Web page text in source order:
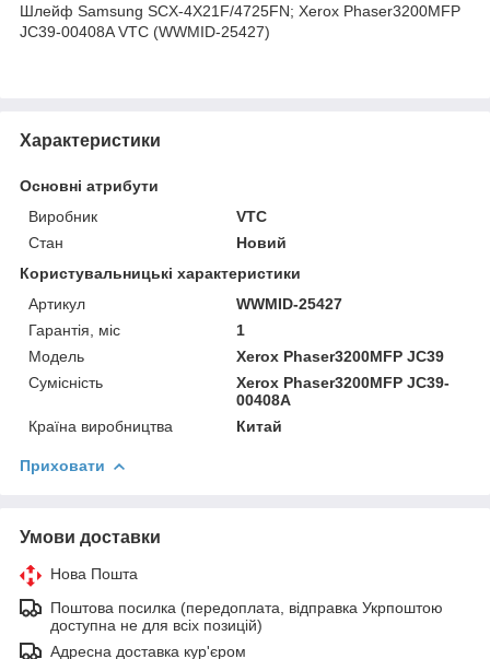
Шлейф Samsung SCX-4X21F/4725FN; Xerox Phaser3200MFP
JC39-00408A VTC (WWMID-25427)
Характеристики
Основні атрибути
Виробник
VTC
Стан
Новий
Користувальницькі характеристики
Артикул
WWMID-25427
Гарантія, міс
1
Мoдель
Xerox Phaser3200MFP JC39
Сумісність
Xerox Phaser3200MFP JC39-
00408A
Країна виробництва
Китай
Приховати
Умови доставки
Нова Пошта
Поштова посилка (передоплата, відправка Укрпоштою
доступна не для всіх позицій)
Адресна доставка кур'єром